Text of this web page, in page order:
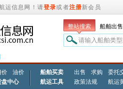
运信息网！请登录或者注册新会员
整站搜索 船舶出售
价
油价
盘中心
船舶买卖 出售 求购
委托
航运工具
政策法规 航运